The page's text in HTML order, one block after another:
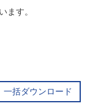
ます。
一括ダウンロード